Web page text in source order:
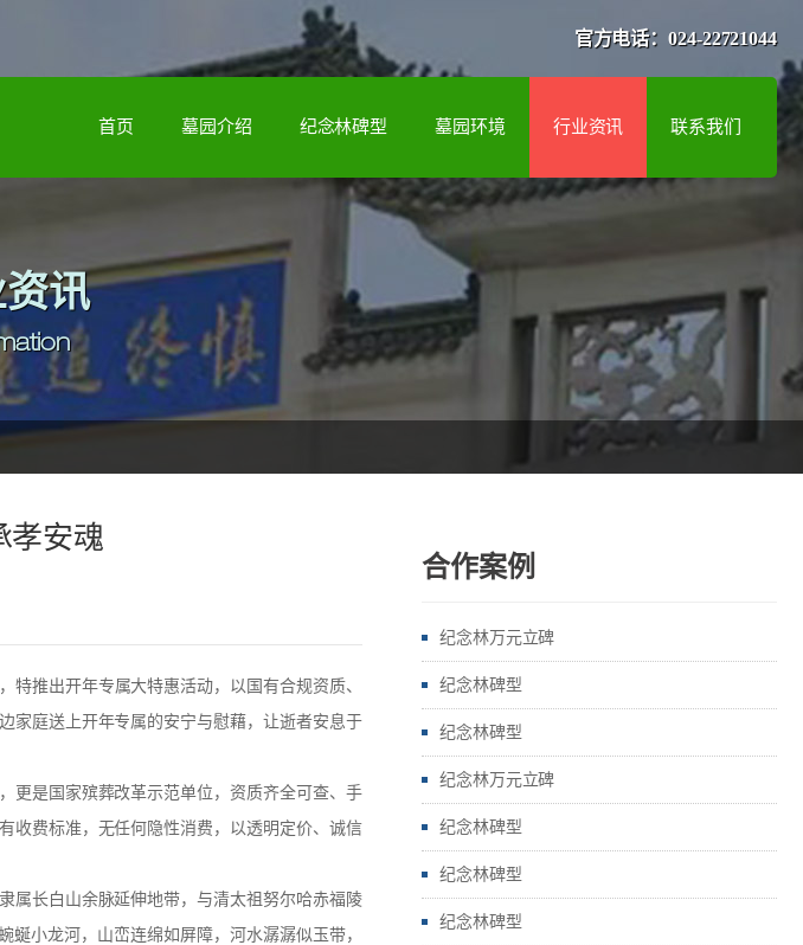
官方电话：024-22721044
首页 墓园介绍 纪念林碑型 墓园环境 行业资讯 联系我们
讯
孝安魂
特推出开年专属大特惠活动，以国有合规资质、
家庭送上开年专属的安宁与慰藉，让逝者安息于
更是国家殡葬改革示范单位，资质齐全可查、手
收费标准，无任何隐性消费，以透明定价、诚信
属长白山余脉延伸地带，与清太祖努尔哈赤福陵
小龙河，山峦连绵如屏障，河水潺潺似玉带，
合作案例
纪念林万元立碑
纪念林碑型
纪念林碑型
纪念林万元立碑
纪念林碑型
纪念林碑型
纪念林碑型